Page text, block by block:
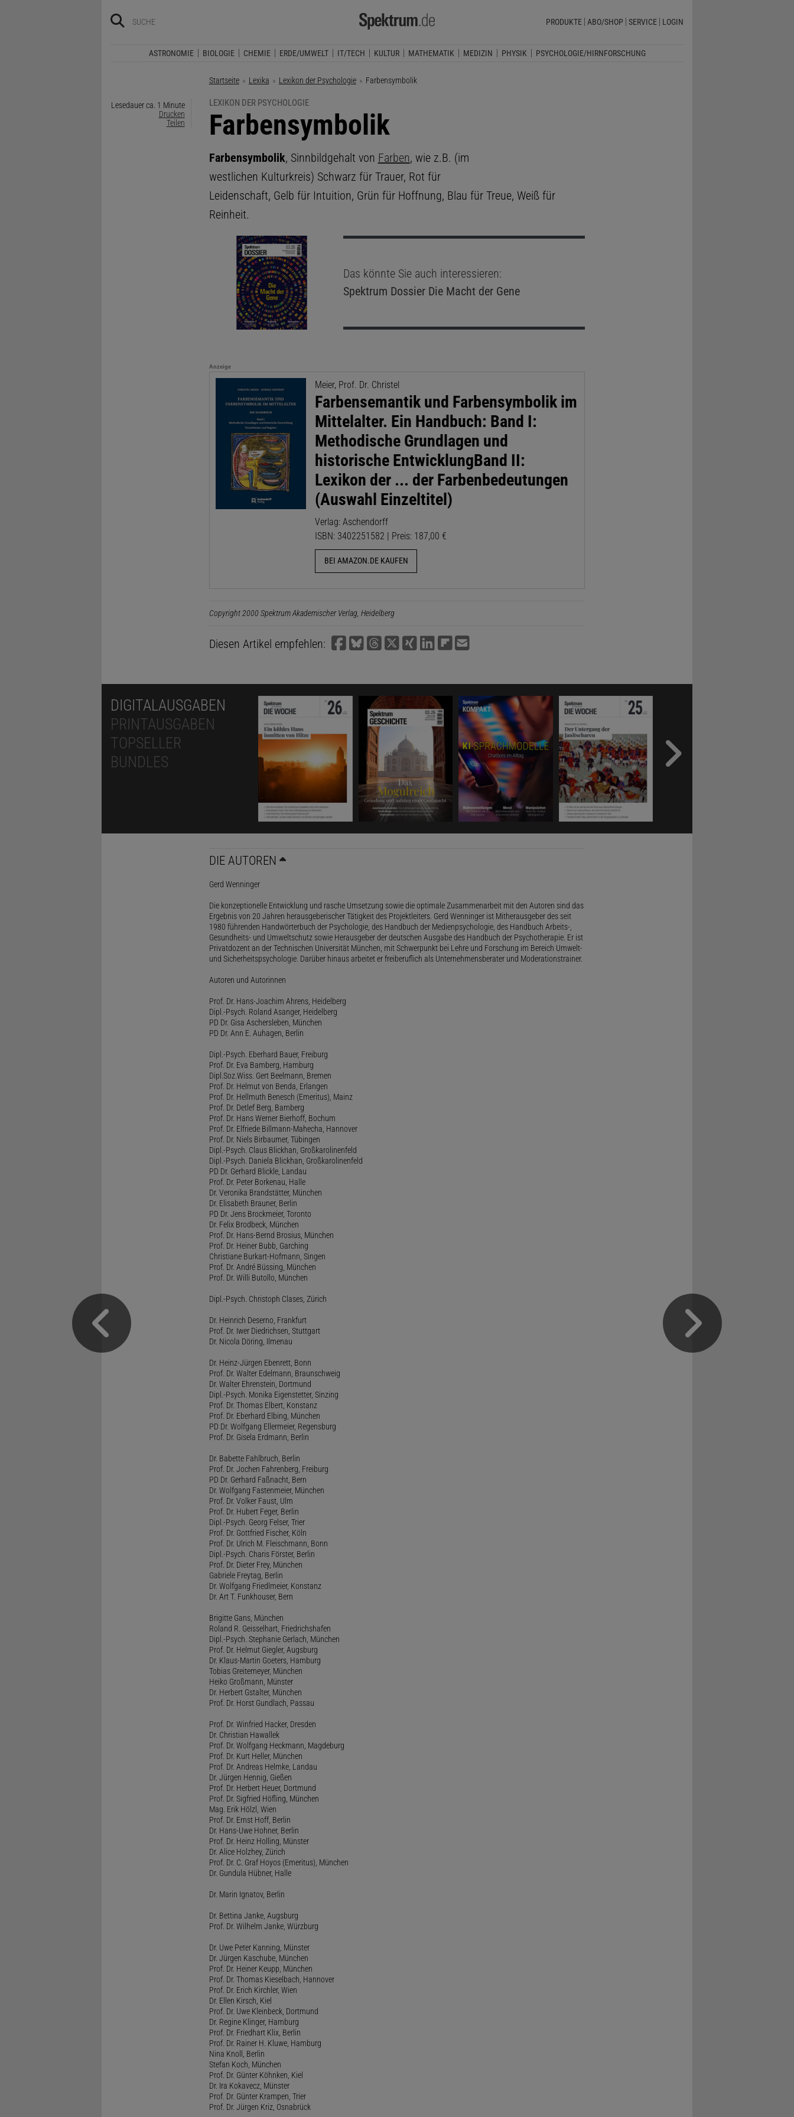
PRODUKTE ABO/SHOP SERVICE LOGIN
ASTRONOMIE BIOLOGIE CHEMIE ERDE/UMWELT IT/TECH KULTUR MATHEMATIK MEDIZIN PHYSIK PSYCHOLOGIE/HIRNFORSCHUNG
Startseite Lexika Lexikon der Psychologie Aktuelle Seite:
Farbensymbolik
Lesedauer ca. 1 Minute
Drucken
Teilen
LEXIKON DER PSYCHOLOGIE
:
Farbensymbolik
Farbensymbolik, Sinnbildgehalt von Farben, wie z.B. (im
westlichen Kulturkreis) Schwarz für Trauer, Rot für
Leidenschaft, Gelb für Intuition, Grün für Hoffnung, Blau für Treue, Weiß für
Reinheit.
Das könnte Sie auch interessieren:
Spektrum DossierDie Macht der Gene
Anzeige
Meier, Prof. Dr. Christel
Farbensemantik und Farbensymbolik im
Mittelalter. Ein Handbuch: Band I:
Methodische Grundlagen und
historische EntwicklungBand II:
Lexikon der ... der Farbenbedeutungen
(Auswahl Einzeltitel)
Verlag: Aschendorff
ISBN: 3402251582 | Preis: 187,00 €
BEI AMAZON.DE KAUFEN
Copyright 2000 Spektrum Akademischer Verlag, Heidelberg
Diesen Artikel empfehlen:
DIGITALAUSGABEN
PRINTAUSGABEN
TOPSELLER
BUNDLES
DIE AUTOREN
Gerd Wenninger
Die konzeptionelle Entwicklung und rasche Umsetzung sowie die optimale Zusammenarbeit mit den Autoren sind das
Ergebnis von 20 Jahren herausgeberischer Tätigkeit des Projektleiters. Gerd Wenninger ist Mitherausgeber des seit
1980 führenden Handwörterbuch der Psychologie, des Handbuch der Medienpsychologie, des Handbuch Arbeits-,
Gesundheits- und Umweltschutz sowie Herausgeber der deutschen Ausgabe des Handbuch der Psychotherapie. Er ist
Privatdozent an der Technischen Universität München, mit Schwerpunkt bei Lehre und Forschung im Bereich Umwelt-
und Sicherheitspsychologie. Darüber hinaus arbeitet er freiberuflich als Unternehmensberater und Moderationstrainer.
Autoren und Autorinnen
Prof. Dr. Hans-Joachim Ahrens, Heidelberg
Dipl.-Psych. Roland Asanger, Heidelberg
PD Dr. Gisa Aschersleben, München
PD Dr. Ann E. Auhagen, Berlin
Dipl.-Psych. Eberhard Bauer, Freiburg
Prof. Dr. Eva Bamberg, Hamburg
Dipl.Soz.Wiss. Gert Beelmann, Bremen
Prof. Dr. Helmut von Benda, Erlangen
Prof. Dr. Hellmuth Benesch (Emeritus), Mainz
Prof. Dr. Detlef Berg, Bamberg
Prof. Dr. Hans Werner Bierhoff, Bochum
Prof. Dr. Elfriede Billmann-Mahecha, Hannover
Prof. Dr. Niels Birbaumer, Tübingen
Dipl.-Psych. Claus Blickhan, Großkarolinenfeld
Dipl.-Psych. Daniela Blickhan, Großkarolinenfeld
PD Dr. Gerhard Blickle, Landau
Prof. Dr. Peter Borkenau, Halle
Dr. Veronika Brandstätter, München
Dr. Elisabeth Brauner, Berlin
PD Dr. Jens Brockmeier, Toronto
Dr. Felix Brodbeck, München
Prof. Dr. Hans-Bernd Brosius, München
Prof. Dr. Heiner Bubb, Garching
Christiane Burkart-Hofmann, Singen
Prof. Dr. André Büssing, München
Prof. Dr. Willi Butollo, München
Dipl.-Psych. Christoph Clases, Zürich
Dr. Heinrich Deserno, Frankfurt
Prof. Dr. Iwer Diedrichsen, Stuttgart
Dr. Nicola Döring, Ilmenau
Dr. Heinz-Jürgen Ebenrett, Bonn
Prof. Dr. Walter Edelmann, Braunschweig
Dr. Walter Ehrenstein, Dortmund
Dipl.-Psych. Monika Eigenstetter, Sinzing
Prof. Dr. Thomas Elbert, Konstanz
Prof. Dr. Eberhard Elbing, München
PD Dr. Wolfgang Ellermeier, Regensburg
Prof. Dr. Gisela Erdmann, Berlin
Dr. Babette Fahlbruch, Berlin
Prof. Dr. Jochen Fahrenberg, Freiburg
PD Dr. Gerhard Faßnacht, Bern
Dr. Wolfgang Fastenmeier, München
Prof. Dr. Volker Faust, Ulm
Prof. Dr. Hubert Feger, Berlin
Dipl.-Psych. Georg Felser, Trier
Prof. Dr. Gottfried Fischer, Köln
Prof. Dr. Ulrich M. Fleischmann, Bonn
Dipl.-Psych. Charis Förster, Berlin
Prof. Dr. Dieter Frey, München
Gabriele Freytag, Berlin
Dr. Wolfgang Friedlmeier, Konstanz
Dr. Art T. Funkhouser, Bern
Brigitte Gans, München
Roland R. Geisselhart, Friedrichshafen
Dipl.-Psych. Stephanie Gerlach, München
Prof. Dr. Helmut Giegler, Augsburg
Dr. Klaus-Martin Goeters, Hamburg
Tobias Greitemeyer, München
Heiko Großmann, Münster
Dr. Herbert Gstalter, München
Prof. Dr. Horst Gundlach, Passau
Prof. Dr. Winfried Hacker, Dresden
Dr. Christian Hawallek
Prof. Dr. Wolfgang Heckmann, Magdeburg
Prof. Dr. Kurt Heller, München
Prof. Dr. Andreas Helmke, Landau
Dr. Jürgen Hennig, Gießen
Prof. Dr. Herbert Heuer, Dortmund
Prof. Dr. Sigfried Höfling, München
Mag. Erik Hölzl, Wien
Prof. Dr. Ernst Hoff, Berlin
Dr. Hans-Uwe Hohner, Berlin
Prof. Dr. Heinz Holling, Münster
Dr. Alice Holzhey, Zürich
Prof. Dr. C. Graf Hoyos (Emeritus), München
Dr. Gundula Hübner, Halle
Dr. Marin Ignatov, Berlin
Dr. Bettina Janke, Augsburg
Prof. Dr. Wilhelm Janke, Würzburg
Dr. Uwe Peter Kanning, Münster
Dr. Jürgen Kaschube, München
Prof. Dr. Heiner Keupp, München
Prof. Dr. Thomas Kieselbach, Hannover
Prof. Dr. Erich Kirchler, Wien
Dr. Ellen Kirsch, Kiel
Prof. Dr. Uwe Kleinbeck, Dortmund
Dr. Regine Klinger, Hamburg
Prof. Dr. Friedhart Klix, Berlin
Prof. Dr. Rainer H. Kluwe, Hamburg
Nina Knoll, Berlin
Stefan Koch, München
Prof. Dr. Günter Köhnken, Kiel
Dr. Ira Kokavecz, Münster
Prof. Dr. Günter Krampen, Trier
Prof. Dr. Jürgen Kriz, Osnabrück